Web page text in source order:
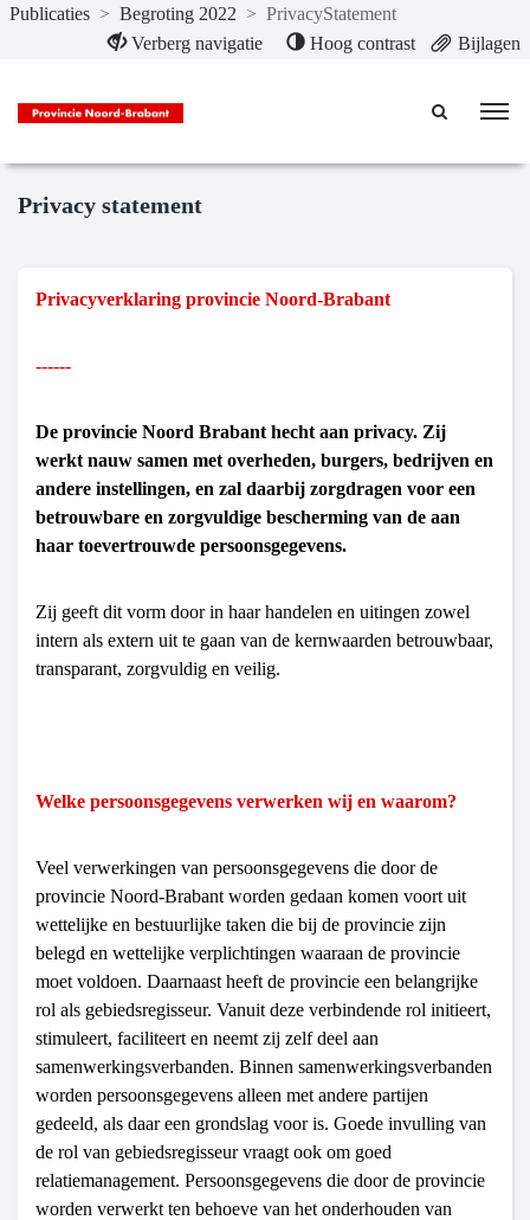
Naar hoofdinhoud
Publicaties > Begroting 2022 > PrivacyStatement
Verberg navigatie
Hoog contrast Bijlagen
Privacy statement
Privacyverklaring provincie Noord-Brabant
------
De provincie Noord Brabant hecht aan privacy. Zij
werkt nauw samen met overheden, burgers, bedrijven en
andere instellingen, en zal daarbij zorgdragen voor een
betrouwbare en zorgvuldige bescherming van de aan
haar toevertrouwde persoonsgegevens.
Zij geeft dit vorm door in haar handelen en uitingen zowel
intern als extern uit te gaan van de kernwaarden betrouwbaar,
transparant, zorgvuldig en veilig.
Welke persoonsgegevens verwerken wij en waarom?
Veel verwerkingen van persoonsgegevens die door de
provincie Noord-Brabant worden gedaan komen voort uit
wettelijke en bestuurlijke taken die bij de provincie zijn
belegd en wettelijke verplichtingen waaraan de provincie
moet voldoen. Daarnaast heeft de provincie een belangrijke
rol als gebiedsregisseur. Vanuit deze verbindende rol initieert,
stimuleert, faciliteert en neemt zij zelf deel aan
samenwerkingsverbanden. Binnen samenwerkingsverbanden
worden persoonsgegevens alleen met andere partijen
gedeeld, als daar een grondslag voor is. Goede invulling van
de rol van gebiedsregisseur vraagt ook om goed
relatiemanagement. Persoonsgegevens die door de provincie
worden verwerkt ten behoeve van het onderhouden van